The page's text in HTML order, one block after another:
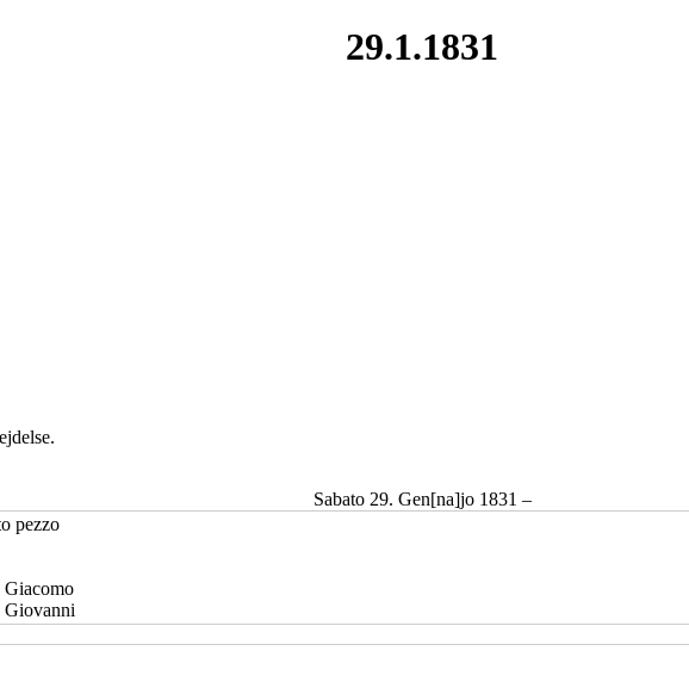
29.1.1831
Sabato 29. Gen[na]jo 1831 –
pezzo
Giacomo
Giovanni